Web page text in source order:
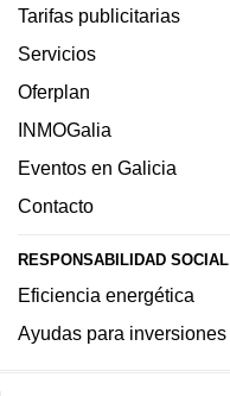
Tarifas publicitarias
Servicios
Oferplan
INMOGalia
Eventos en Galicia
Contacto
RESPONSABILIDAD SOCIAL
Eficiencia energética
Ayudas para inversiones